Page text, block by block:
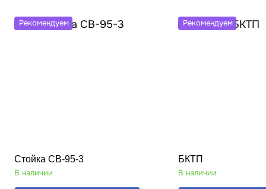
Рекомендуем
Стойка СВ-95-3
В наличии
Рекомендуем
БКТП
В наличии